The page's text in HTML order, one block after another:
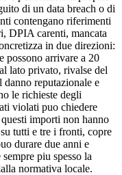
di un data breach o di
contengano riferimenti
DPIA carenti, mancata
in due direzioni:
possono arrivare a 20
lato privato, rivalse del
reputazionale e
le richieste degli
violati puo chiedere
importi non hanno
tutti e tre i fronti, copre
durare due anni e
piu spesso la
normativa locale.